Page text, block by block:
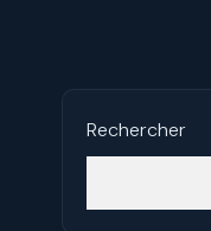
Rechercher